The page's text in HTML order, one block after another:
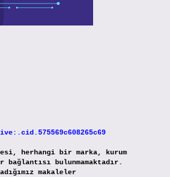
herhangi bir marka, kurum
bulunmamaktadır.
makaleler